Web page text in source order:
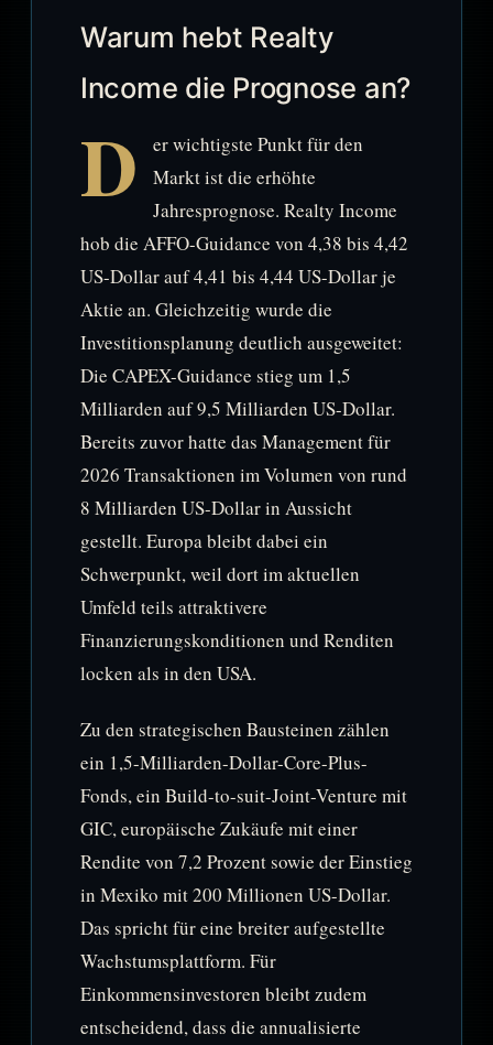
Warum hebt Realty
Income die Prognose an?
D
er wichtigste Punkt für den
Markt ist die erhöhte
Jahresprognose. Realty Income
hob die AFFO-Guidance von 4,38 bis 4,42
US-Dollar auf 4,41 bis 4,44 US-Dollar je
Aktie an. Gleichzeitig wurde die
Investitionsplanung deutlich ausgeweitet:
Die CAPEX-Guidance stieg um 1,5
Milliarden auf 9,5 Milliarden US-Dollar.
Bereits zuvor hatte das Management für
2026 Transaktionen im Volumen von rund
8 Milliarden US-Dollar in Aussicht
gestellt. Europa bleibt dabei ein
Schwerpunkt, weil dort im aktuellen
Umfeld teils attraktivere
Finanzierungskonditionen und Renditen
locken als in den USA.
Zu den strategischen Bausteinen zählen
ein 1,5-Milliarden-Dollar-Core-Plus-
Fonds, ein Build-to-suit-Joint-Venture mit
GIC, europäische Zukäufe mit einer
Rendite von 7,2 Prozent sowie der Einstieg
in Mexiko mit 200 Millionen US-Dollar.
Das spricht für eine breiter aufgestellte
Wachstumsplattform. Für
Einkommensinvestoren bleibt zudem
entscheidend, dass die annualisierte